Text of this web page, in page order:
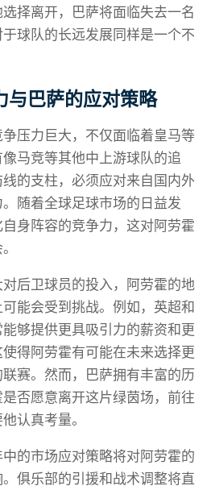
择离开，巴萨将面临失去一名
球队的长远发展同样是一个不
与巴萨的应对策略
压力巨大，不仅面临着皇马等
马竞等其他中上游球队的追
的支柱，必须应对来自国内外
随着全球足球市场的日益发
身阵容的竞争力，这对阿劳霍
后卫球员的投入，阿劳霍的地
能会受到挑战。例如，英超和
够提供更具吸引力的薪资和更
得阿劳霍有可能在未来选择更
赛。然而，巴萨拥有丰富的历
否愿意离开这片绿茵场，前往
认真考量。
的市场应对策略将对阿劳霍的
俱乐部的引援和战术调整将直